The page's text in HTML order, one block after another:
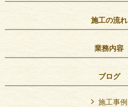
施工の流れ
業務内容
ブログ
施工事例